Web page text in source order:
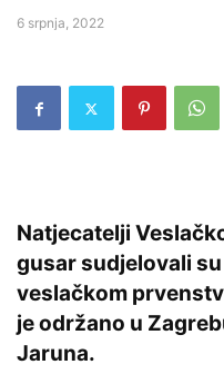
6 srpnja, 2022
Natjecatelji
gusar sudjelovali
veslačkom
je održano u
Jaruna.